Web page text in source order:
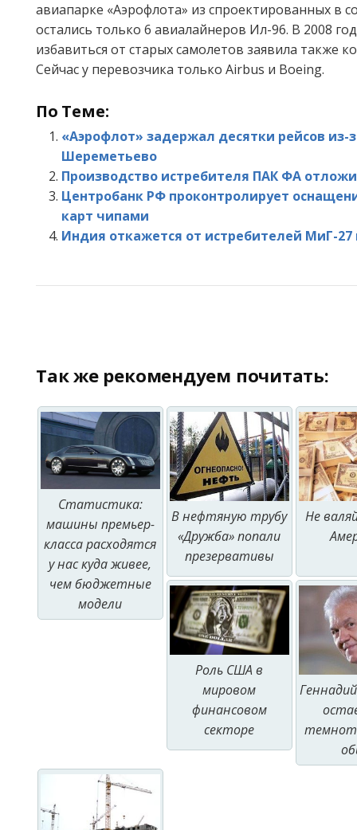
авиапарке «Аэрофлота» из спроектированных в
остались только 6 авиалайнеров Ил-96. В 2008
избавиться от старых самолетов заявила также
Сейчас у перевозчика только Airbus и Boeing.
По Теме:
«Аэрофлот» задержал десятки рейсов из-
Шереметьево
Производство истребителя ПАК ФА
Центробанк РФ проконтролирует
карт чипами
Индия откажется от истребителей МиГ-27
Так же рекомендуем почитать:
Статистика:
машины премьер-
класса расходятся
у нас куда живее,
чем бюджетные
модели
В нефтяную трубу
«Дружба» попали
презервативы
Не
Роль США в
мировом
финансовом
секторе